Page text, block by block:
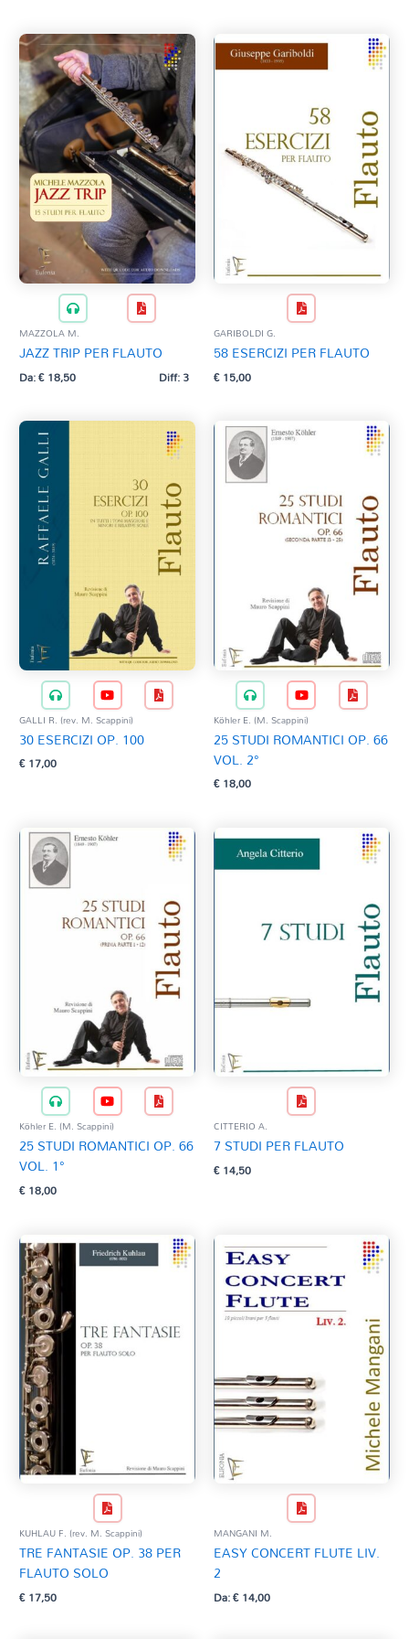
SIMMARANO V.
ZANI S.
DUO
E PIANOFORTE
Solo
TRIO
OBOE
OTTONI
SASSOFONO
E PIANOFORTE
€ 22,00.€ 20,00.
MAZZOLA M.
JAZZ TRIP PER FLAUTO
Da:€18,50 Diff: 3
GARIBOLDI G.
58 ESERCIZI PER FLAUTO
€15,00
GALLI R. (rev. M. Scappini)
30 ESERCIZI OP. 100
€17,00
Köhler E. (M. Scappini)
25 STUDI ROMANTICI OP. 66
VOL. 2°
€18,00
Köhler E. (M. Scappini)
25 STUDI ROMANTICI OP. 66
VOL. 1°
€18,00
CITTERIO A.
7 STUDI PER FLAUTO
€14,50
KUHLAU F. (rev. M. Scappini)
TRE FANTASIE OP. 38 PER
FLAUTO SOLO
€17,50
MANGANI M.
EASY CONCERT FLUTE LIV.
2
Da:€14,00